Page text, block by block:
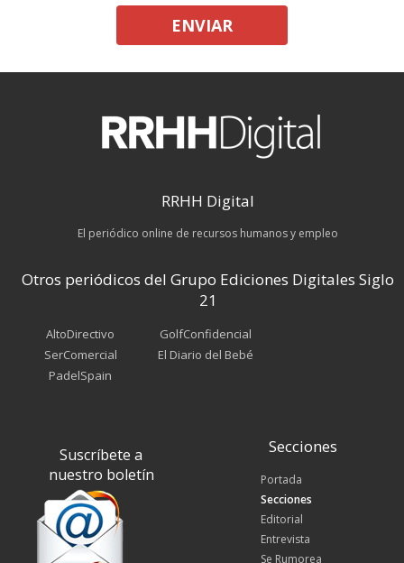
ENVIAR
RRHH Digital
El periódico online de recursos humanos y empleo
Otros periódicos del Grupo Ediciones Digitales Siglo
21
AltoDirectivo
SerComercial
PadelSpain
GolfConfidencial
El Diario del Bebé
Suscríbete a
nuestro boletín
Secciones
Portada
Secciones
Editorial
Entrevista
Se Rumorea